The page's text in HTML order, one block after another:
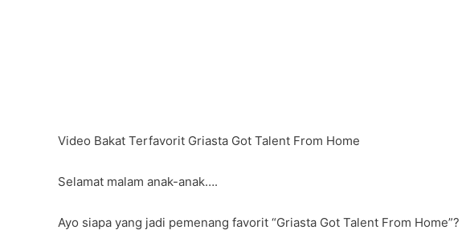
Video Bakat Terfavorit Griasta Got Talent From Home
Selamat malam anak-anak….
Ayo siapa yang jadi pemenang favorit “Griasta Got Talent From Home”?